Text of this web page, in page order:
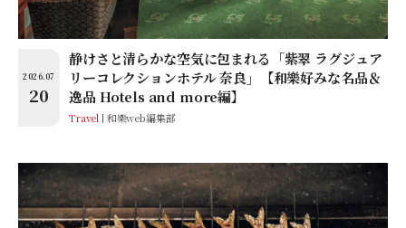
2026.07
20
静けさと清らかな空気に包まれる「紫翠 ラグジュア
リーコレクションホテル 奈良」【和樂好みな名品＆
逸品 Hotels and more編】
Travel 和樂web編集部